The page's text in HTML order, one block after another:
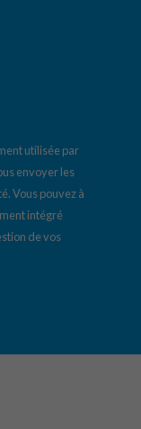
utilisée par
envoyer les
Vous pouvez à
intégré
de vos